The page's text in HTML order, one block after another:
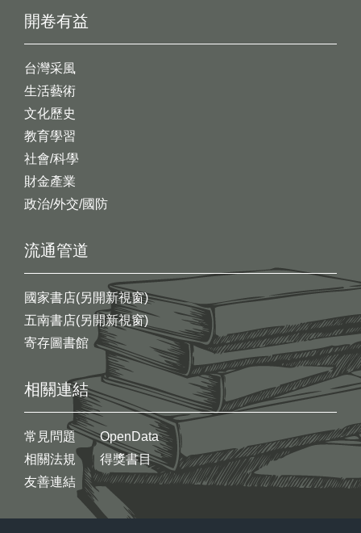
開卷有益
台灣采風
生活藝術
文化歷史
教育學習
社會/科學
財金產業
政治/外交/國防
流通管道
國家書店(另開新視窗)
五南書店(另開新視窗)
寄存圖書館
相關連結
常見問題
相關法規
友善連結
OpenData
得獎書目